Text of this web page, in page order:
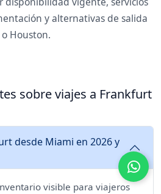
y alternativas de salida
Houston.
sobre viajes a Frankfurt
desde Miami en 2026 y
visible para viajeros